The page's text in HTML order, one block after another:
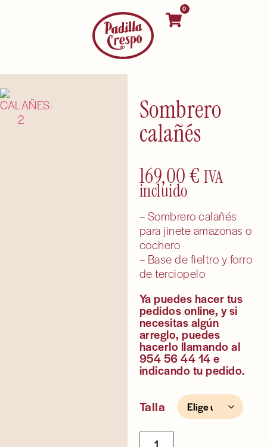
0
Sombrero
calañés
169,00€ IVA
incluido
– Sombrero calañés
para jinete amazonas o
cochero
– Base de fieltro y forro
de terciopelo
Ya puedes hacer tus
pedidos online, y si
necesitas algún
arreglo, puedes
hacerlo llamando al
954 56 44 14 e
indicando tu pedido.
Talla